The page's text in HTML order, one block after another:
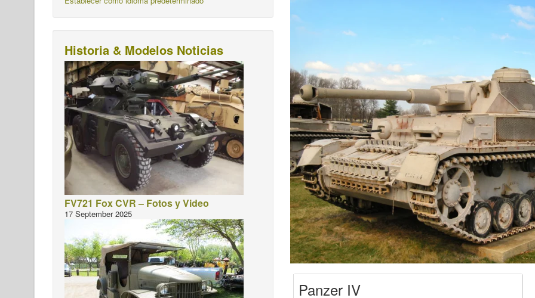
Panzer IV
Historia & Modelos Noticias
FV721 Fox CVR – Fotos y Video
17 September 2025